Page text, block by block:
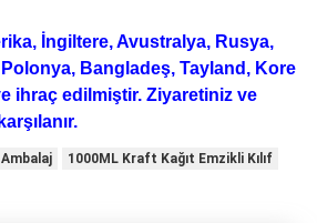
İngiltere, Avustralya, Rusya,
Bangladeş, Tayland, Kore
ihraç edilmiştir. Ziyaretiniz ve
Ambalaj
1000ML Kraft Kağıt Emzikli Kılıf